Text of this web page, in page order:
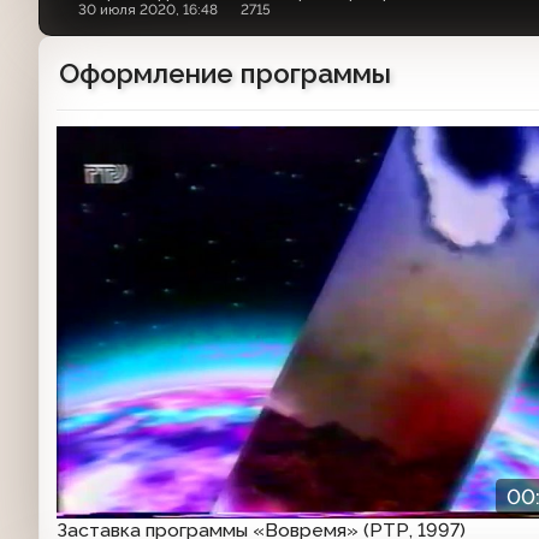
30 июля 2020, 16:48 2715
Оформление программы
Заставка программы «Вовремя» (РТР, 1997)